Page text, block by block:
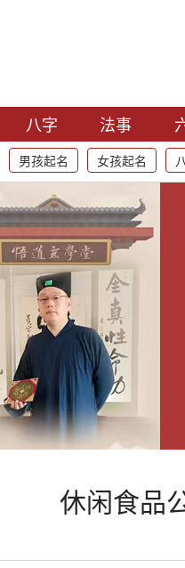
八字 法事
男孩起名 女孩起名
休闲食品